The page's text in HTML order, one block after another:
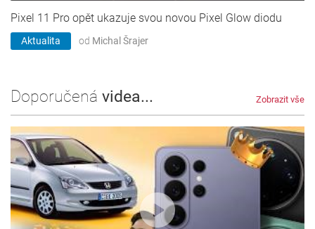
Pixel 11 Pro opět ukazuje svou novou Pixel Glow diodu
Aktualita od Michal Šrajer
Doporučená videa... Zobrazit vše